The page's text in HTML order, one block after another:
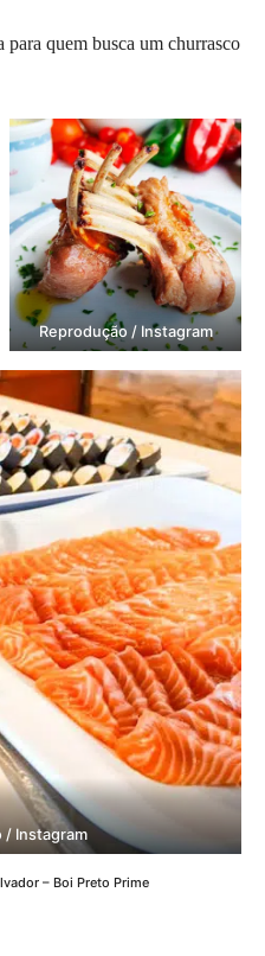
quem busca um churrasco
Reprodução / Instagram
/ Instagram
– Boi Preto Prime